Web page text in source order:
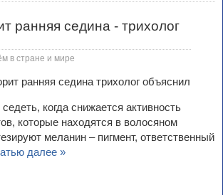
ранняя седина - трихолог
в стране и мире
когда снижается активность
которые находятся в волосяном
меланин – пигмент, ответственный
далее »